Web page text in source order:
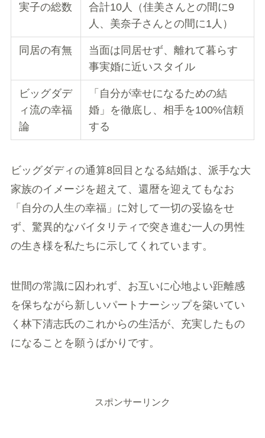
実子の総数
合計10人（佳美さんとの間に9
人、美奈子さんとの間に1人）
同居の有無
当面は同居せず、離れて暮らす
事実婚に近いスタイル
ビッグダデ
ィ流の幸福
論
「自分が幸せになるための結
婚」を徹底し、相手を100%信頼
する
ビッグダディの通算8回目となる結婚は、派手な大
家族のイメージを超えて、還暦を迎えてもなお
「自分の人生の幸福」に対して一切の妥協をせ
ず、驚異的なバイタリティで突き進む一人の男性
の生き様を私たちに示してくれています。
世間の常識に囚われず、お互いに心地よい距離感
を保ちながら新しいパートナーシップを築いてい
く林下清志氏のこれからの生活が、充実したもの
になることを願うばかりです。
スポンサーリンク